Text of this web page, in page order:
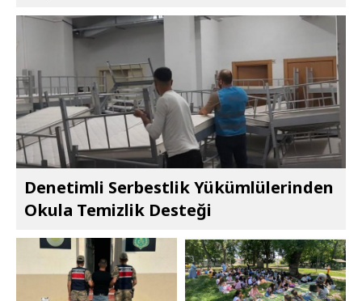
Denetimli Serbestlik Yükümlülerinden
Okula Temizlik Desteği